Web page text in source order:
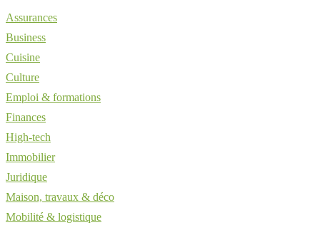
Assurances
Business
Cuisine
Culture
Emploi & formations
Finances
High-tech
Immobilier
Juridique
Maison, travaux & déco
Mobilité & logistique